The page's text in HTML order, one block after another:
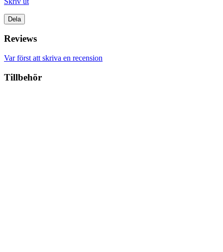
Dela
Reviews
Var först att skriva en recension
Tillbehör